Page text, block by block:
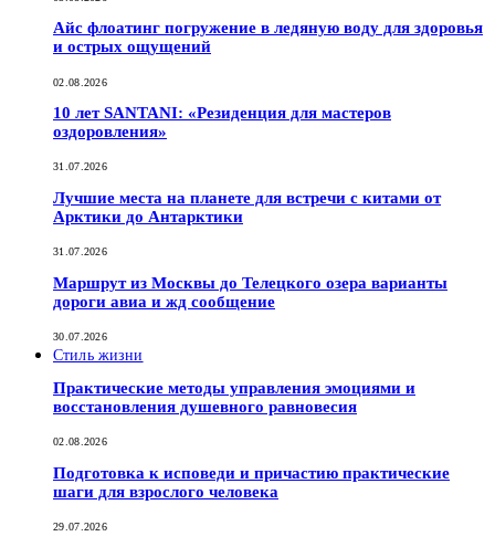
Айс флоатинг погружение в ледяную воду для здоровья
и острых ощущений
02.08.2026
10 лет SANTANI: «Резиденция для мастеров
оздоровления»
31.07.2026
Лучшие места на планете для встречи с китами от
Арктики до Антарктики
31.07.2026
Маршрут из Москвы до Телецкого озера варианты
дороги авиа и жд сообщение
30.07.2026
Стиль жизни
Практические методы управления эмоциями и
восстановления душевного равновесия
02.08.2026
Подготовка к исповеди и причастию практические
шаги для взрослого человека
29.07.2026